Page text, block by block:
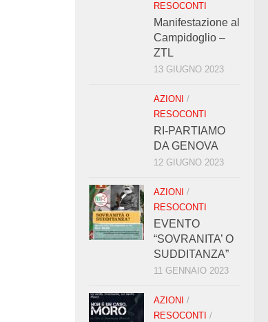
RESOCONTI
Manifestazione al
Campidoglio –
ZTL
13 GIUGNO 2023
AZIONI /
RESOCONTI
RI-PARTIAMO
DA GENOVA
12 GIUGNO 2023
AZIONI /
RESOCONTI
EVENTO
“SOVRANITA’ O
SUDDITANZA”
11 GENNAIO 2023
AZIONI /
RESOCONTI /